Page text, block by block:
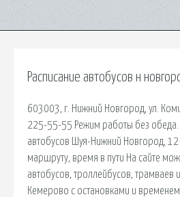
Расписание автобусов н
603003, г. Нижний Новгород, ул.
225-55-55 Режим работы без обеда.
автобусов Шуя-Нижний Новгород, 12
маршруту, время в пути На сайте
автобусов, троллейбусов, трамваев
Кемерово с остановками и